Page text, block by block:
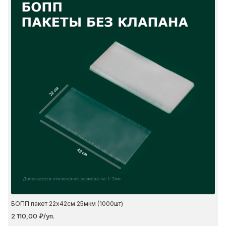
22 см
42 см
БОПП пакет 22х42см 25мкм (1000шт)
2 110,00 ₽/уп.